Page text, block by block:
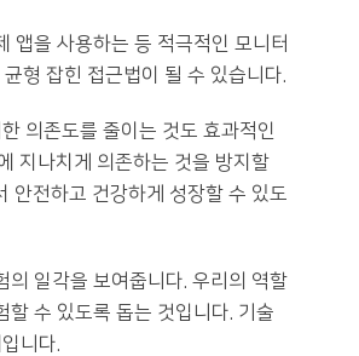
앱을 사용하는 등 적극적인 모니터
형 잡힌 접근법이 될 수 있습니다.
의존도를 줄이는 것도 효과적인
지나치게 의존하는 것을 방지할
안전하고 건강하게 성장할 수 있도
의 일각을 보여줍니다. 우리의 역할
수 있도록 돕는 것입니다. 기술
니다.